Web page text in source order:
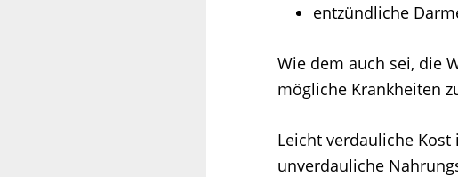
entzündliche
Wie dem auch sei, die
mögliche Krankheiten
Leicht verdauliche
unverdauliche